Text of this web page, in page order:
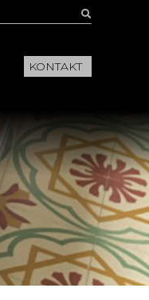
KONTAKT